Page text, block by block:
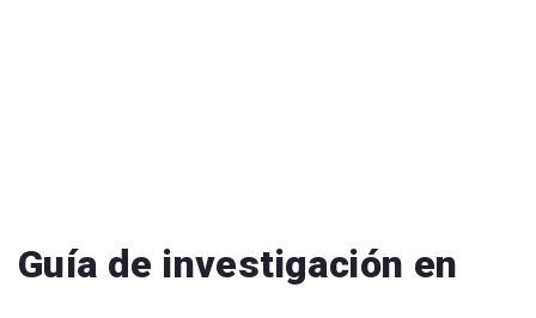
Guía de investigación en